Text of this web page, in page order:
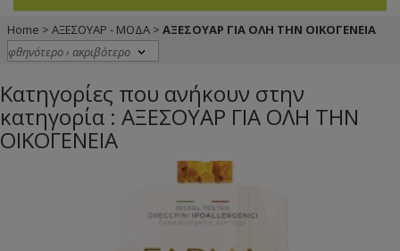
Home > ΑΞΕΣΟΥΑΡ - ΜΟΔΑ > ΑΞΕΣΟΥΑΡ ΓΙΑ ΟΛΗ ΤΗΝ ΟΙΚΟΓΕΝΕΙΑ
Κατηγορίες που ανήκουν στην
κατηγορία : ΑΞΕΣΟΥΑΡ ΓΙΑ ΟΛΗ ΤΗΝ
ΟΙΚΟΓΕΝΕΙΑ